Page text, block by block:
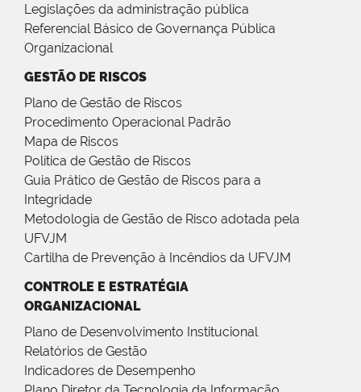
Legislações da administração pública
Referencial Básico de Governança Pública
Organizacional
GESTÃO DE RISCOS
Plano de Gestão de Riscos
Procedimento Operacional Padrão
Mapa de Riscos
Política de Gestão de Riscos
Guia Prático de Gestão de Riscos para a
Integridade
Metodologia de Gestão de Risco adotada pela
UFVJM
Cartilha de Prevenção à Incêndios da UFVJM
CONTROLE E ESTRATÉGIA
ORGANIZACIONAL
Plano de Desenvolvimento Institucional
Relatórios de Gestão
Indicadores de Desempenho